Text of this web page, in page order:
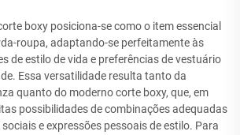
boxy posiciona-se como o item essencial
roupa, adaptando-se perfeitamente às
de estilo de vida e preferências de vestuário
Essa versatilidade resulta tanto da
quanto do moderno corte boxy, que, em
possibilidades de combinações adequadas
e expressões pessoais de estilo. Para